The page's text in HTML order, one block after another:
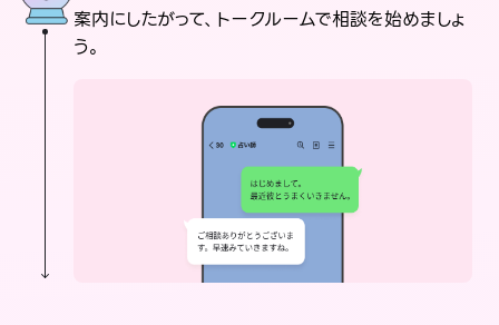
案内にしたがって、トークルームで相談を始めましょ
う。